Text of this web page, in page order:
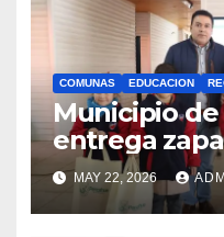
COMUNAS EDUCACION
Municipio
entrega
estudiantes
Royalty
MAY 22, 2026